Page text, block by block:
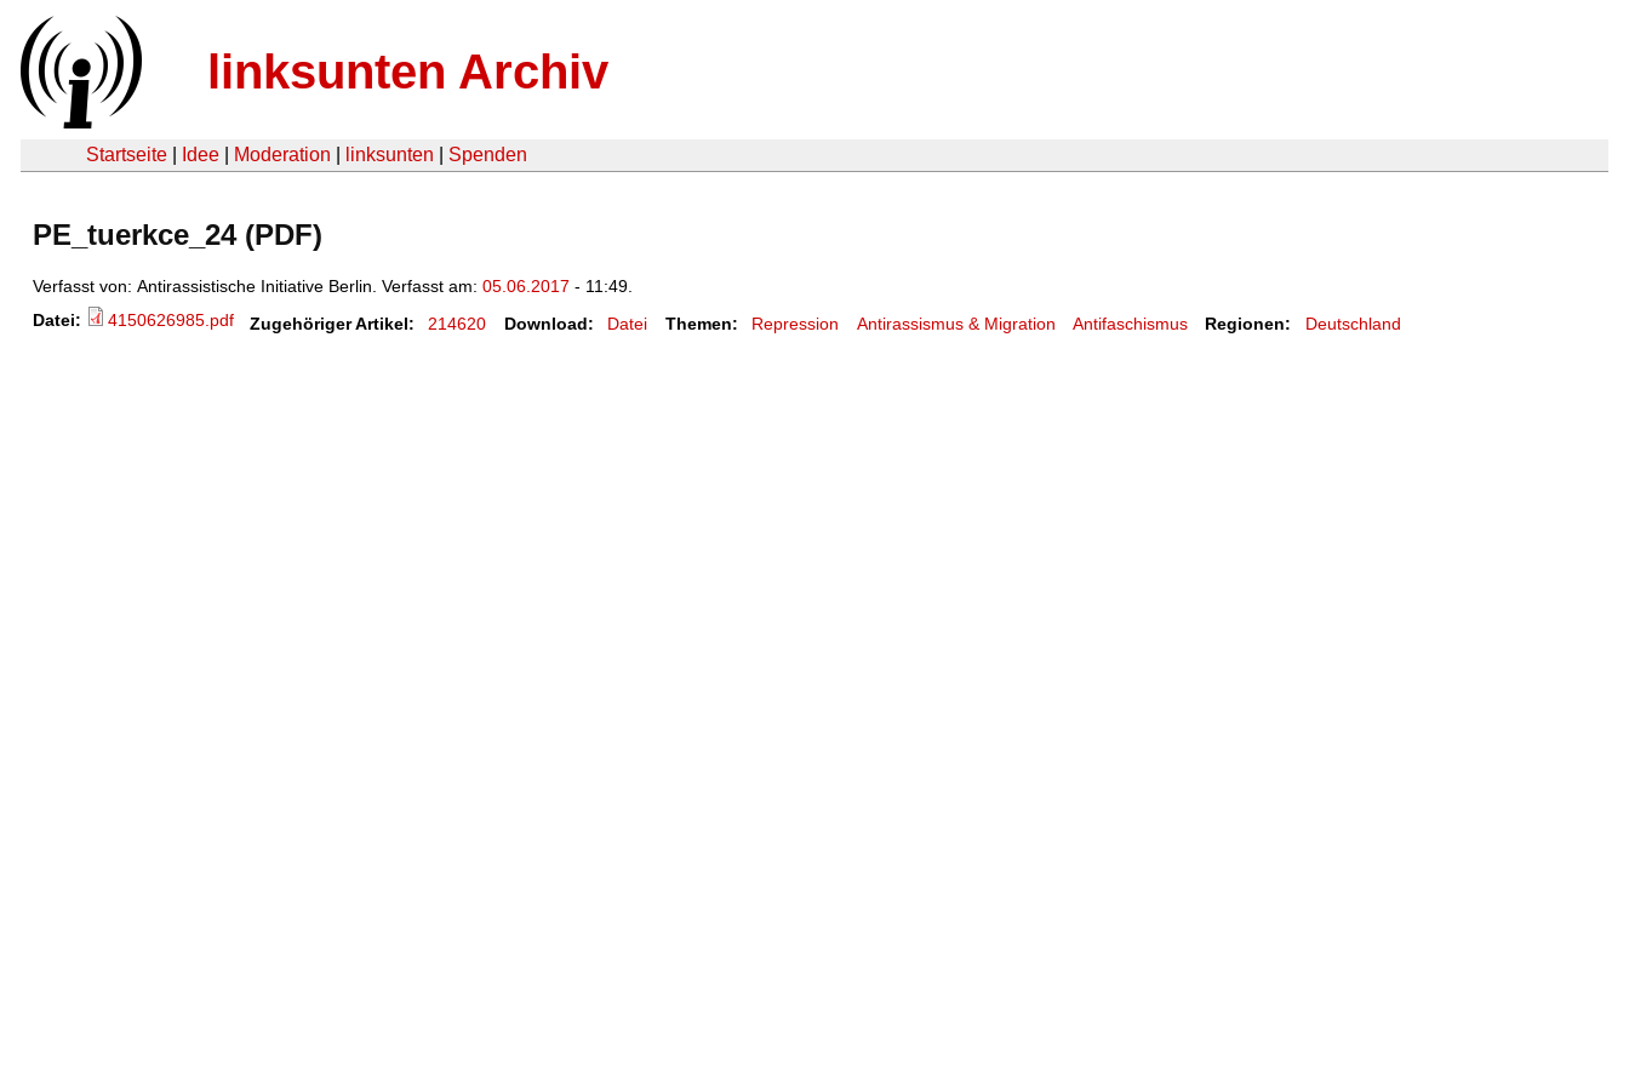
linksunten Archiv
Startseite Idee Moderation linksunten Spenden
PE_tuerkce_24 (PDF)
Verfasst von: Antirassistische Initiative Berlin. Verfasst am: 05.06.2017 - 11:49.
Datei:
4150626985.pdf Zugehöriger Artikel: 214620 Download: Datei Themen: Repression Antirassismus & Migration Antifaschismus Regionen: Deutschland